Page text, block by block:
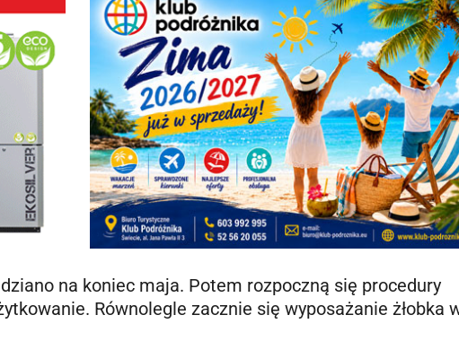
na koniec maja. Potem rozpoczną się procedury
Równolegle zacznie się wyposażanie żłobka